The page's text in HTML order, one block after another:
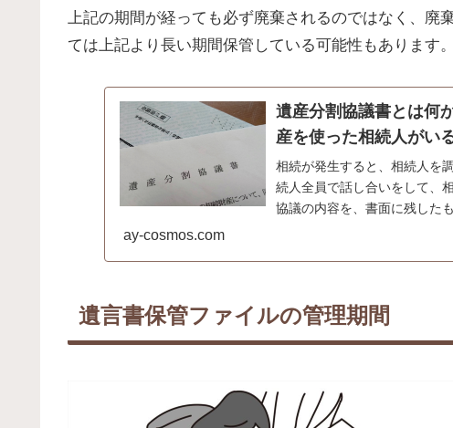
上記の期間が経っても必ず廃棄されるのではなく、
ては上記より長い期間保管している可能性もあります。
遺産分割協議書とは何
産を使った相続人がい
相続が発生すると、相続人を
続人全員で話し合いをして、
協議の内容を、書面に残した
ay-cosmos.com
遺言書保管ファイルの管理期間